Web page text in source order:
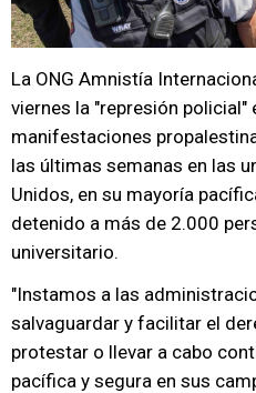
La ONG Amnistía
viernes la "represión policial"
manifestaciones
las últimas semanas en las
Unidos, en su mayoría
detenido a más de 2.000
universitario.
"Instamos a las
salvaguardar y facilitar el
protestar o llevar a cabo
pacífica y segura en sus